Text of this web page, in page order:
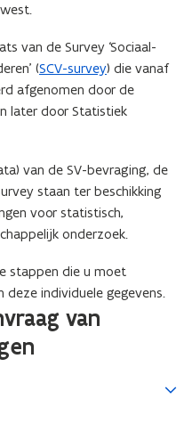
van de Survey ‘Sociaal-
(SCV-survey) die vanaf
afgenomen door de
later door Statistiek
van de SV-bevraging, de
staan ter beschikking
voor statistisch,
onderzoek.
stappen die u moet
individuele gegevens.
van